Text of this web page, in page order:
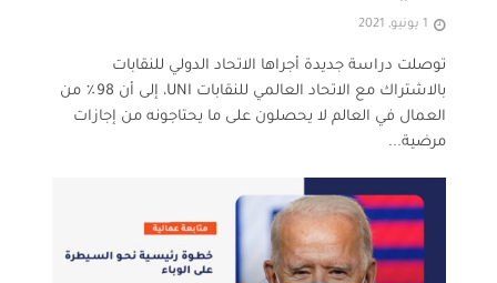
1 يونيو, 2021
توصلت دراسة جديدة أجراها الاتحاد الدولي للنقابات
بالاشتراك مع الاتحاد العالمي للنقابات UNI، إلى أن 98٪ من
العمال في العالم لا يحصلون على ما يحتاجونه من إجازات
مرضية...